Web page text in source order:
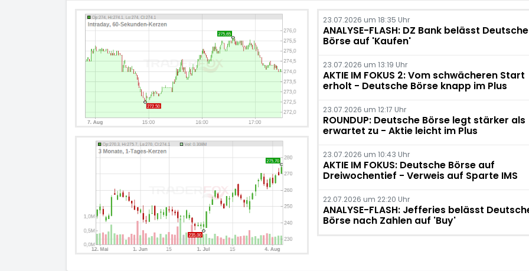
23.07.2026 um 18:35 Uhr
ANALYSE-FLASH: DZ Bank belässt Deutsche
Börse auf 'Kaufen'
23.07.2026 um 13:19 Uhr
AKTIE IM FOKUS 2: Vom schwächeren Start
erholt - Deutsche Börse knapp im Plus
23.07.2026 um 12:17 Uhr
ROUNDUP: Deutsche Börse legt stärker als
erwartet zu - Aktie leicht im Plus
23.07.2026 um 10:43 Uhr
AKTIE IM FOKUS: Deutsche Börse auf
Dreiwochentief - Verweis auf Sparte IMS
22.07.2026 um 22:20 Uhr
ANALYSE-FLASH: Jefferies belässt
Börse nach Zahlen auf 'Buy'